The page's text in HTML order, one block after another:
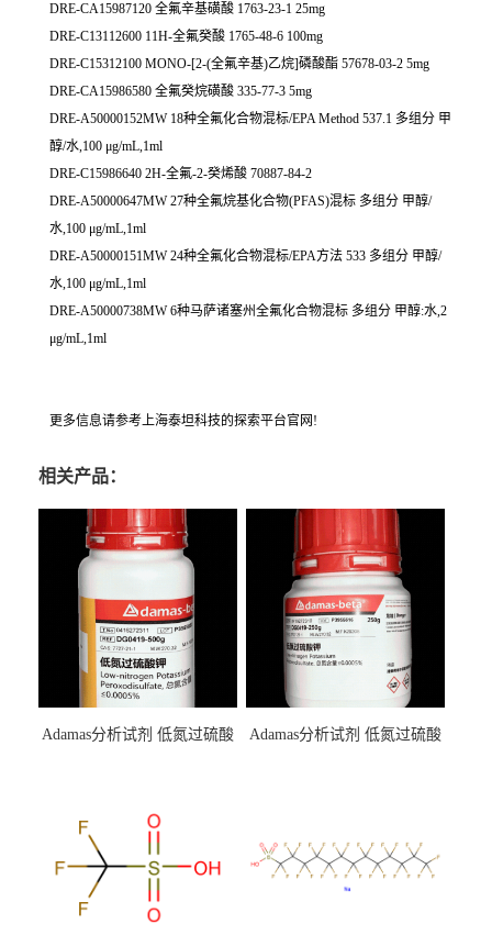
DRE-CA15987120 全氟辛基磺酸 1763-23-1 25mg
DRE-C13112600 11H-全氟癸酸 1765-48-6 100mg
DRE-C15312100 MONO-[2-(全氟辛基)乙烷]磷酸酯 57678-03-2 5mg
DRE-CA15986580 全氟癸烷磺酸 335-77-3 5mg
DRE-A50000152MW 18种全氟化合物混标/EPA Method 537.1 多组分 甲
醇/水,100 μg/mL,1ml
DRE-C15986640 2H-全氟-2-癸烯酸 70887-84-2
DRE-A50000647MW 27种全氟烷基化合物(PFAS)混标 多组分 甲醇/
水,100 μg/mL,1ml
DRE-A50000151MW 24种全氟化合物混标/EPA方法 533 多组分 甲醇/
水,100 μg/mL,1ml
DRE-A50000738MW 6种马萨诸塞州全氟化合物混标 多组分 甲醇:水,2
μg/mL,1ml
更多信息请参考上海泰坦科技的探索平台官网!
相关产品：
Adamas分析试剂 低氮过硫酸
（泰坦现货供应）
Adamas分析试剂 低氮过硫酸